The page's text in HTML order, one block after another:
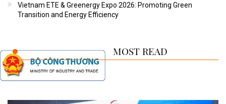
Vietnam ETE & Greenergy Expo 2026: Promoting Green
Transition and Energy Efficiency
MOST READ